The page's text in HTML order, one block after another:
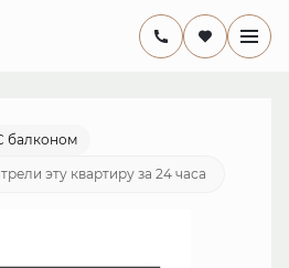
6 838 800 руб.
балконом
эту квартиру за 24 часа